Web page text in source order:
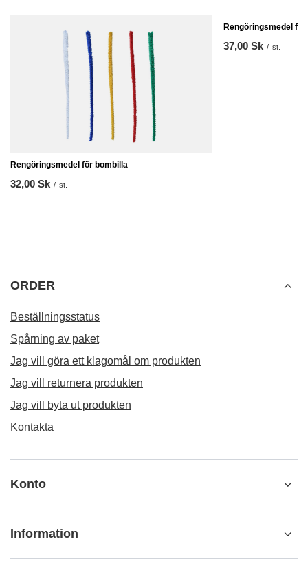
Rengöringsmedel för bombilla
32,00 Sk / st.
Rengöringsmedel
37,00 Sk / st.
ORDER
Beställningsstatus
Spårning av paket
Jag vill göra ett klagomål om produkten
Jag vill returnera produkten
Jag vill byta ut produkten
Kontakta
Konto
Information